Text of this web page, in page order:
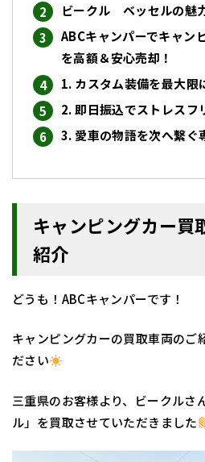
ビークル ベッセルの魅
ABCキャンパーでキャン
を高額＆安心売却！
1. カスタム装備を最大限
2. 即日振込でストレスフ
3. 愛車の物語を次へ繋ぐ
キャンピングカー買
紹介
どうも！ABCキャンパーです！
キャンピングカーの買取車両のご
ださい
三重県のお客様より、ビークルさ
ル」を買取させていただきました